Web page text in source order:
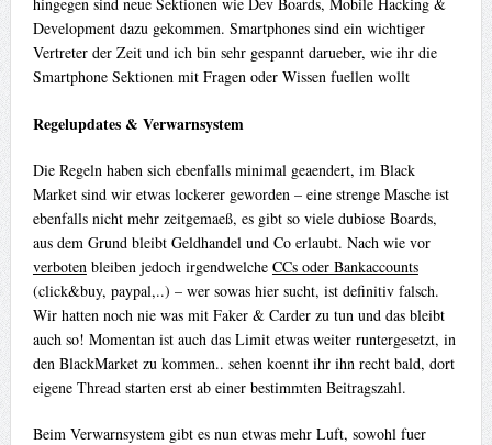
Development dazu gekommen. Smartphones sind ein wichtiger
Vertreter der Zeit und ich bin sehr gespannt darueber, wie ihr die
Smartphone Sektionen mit Fragen oder Wissen fuellen wollt
Regelupdates & Verwarnsystem
Die Regeln haben sich ebenfalls minimal geaendert, im Black
Market sind wir etwas lockerer geworden – eine strenge Masche ist
ebenfalls nicht mehr zeitgemaeß, es gibt so viele dubiose Boards,
aus dem Grund bleibt Geldhandel und Co erlaubt. Nach wie vor
verboten bleiben jedoch irgendwelche CCs oder Bankaccounts
(click&buy, paypal,..) – wer sowas hier sucht, ist definitiv falsch.
Wir hatten noch nie was mit Faker & Carder zu tun und das bleibt
auch so! Momentan ist auch das Limit etwas weiter runtergesetzt, in
den BlackMarket zu kommen.. sehen koennt ihr ihn recht bald, dort
eigene Thread starten erst ab einer bestimmten Beitragszahl.
Beim Verwarnsystem gibt es nun etwas mehr Luft, sowohl fuer